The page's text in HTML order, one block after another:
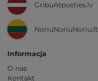
GribuAtpusties.lv
NoriuNoriuNoriu.lt
Informacja
O nas
Kontakt